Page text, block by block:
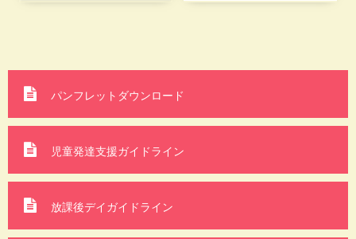
パンフレットダウンロード
児童発達支援ガイドライン
放課後デイガイドライン